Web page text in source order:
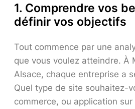
1. Comprendre vos
définir vos objectifs
Tout commence par une
que vous voulez atteindre. À
Alsace, chaque entreprise a
Quel type de site souhaitez-
commerce, ou application